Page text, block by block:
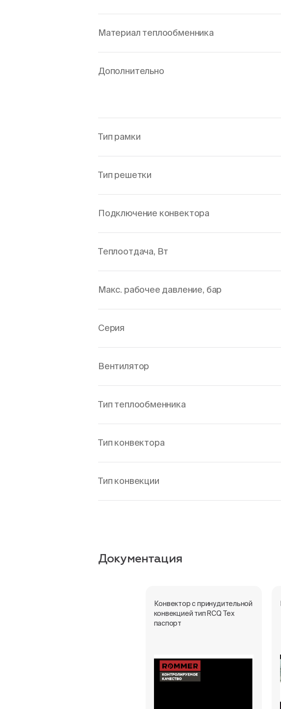
Материал теплообменника
Дополнительно
Тип рамки
Тип решетки
Подключение конвектора
Теплоотдача, Вт
Макс. рабочее давление, бар
Серия
Вентилятор
Тип теплообменника
Тип конвектора
Тип конвекции
Документация
Конвектор с принудительной
конвекцией тип RCQ Тех
паспорт